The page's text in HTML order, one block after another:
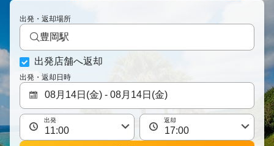
出発・返却場所
豊岡駅
出発店舗へ返却
出発・返却日時
出発 返却